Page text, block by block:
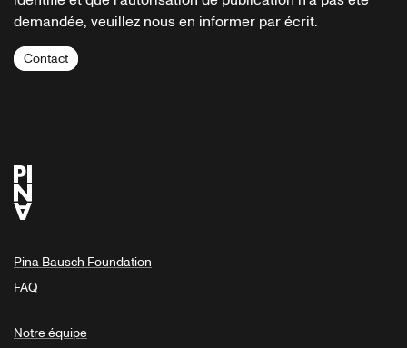
demandée, veuillez nous en informer par écrit.
Contact
Pina Bausch Foundation
FAQ
Notre équipe